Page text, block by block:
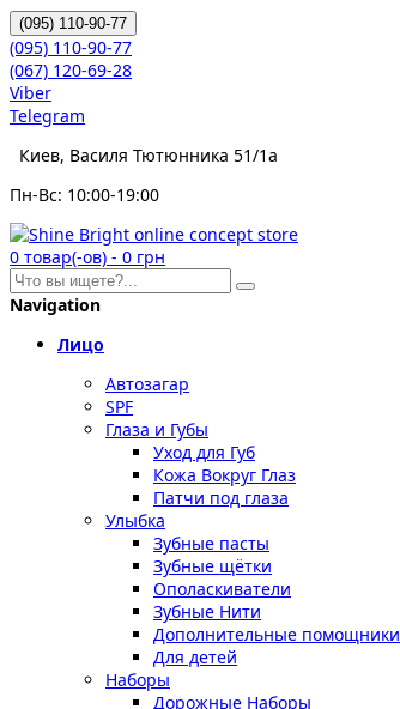
(095) 110-90-77
(095) 110-90-77
(067) 120-69-28
Viber
Telegram
Киев, Василя Тютюнника 51/1а
Пн-Вс: 10:00-19:00
0 товар(-ов) - 0 грн
Navigation
Лицо
Автозагар
SPF
Глаза и Губы
Уход для Губ
Кожа Вокруг Глаз
Патчи под глаза
Улыбка
Зубные пасты
Зубные щётки
Ополаскиватели
Зубные Нити
Дополнительные помощники
Для детей
Наборы
Дорожные Наборы